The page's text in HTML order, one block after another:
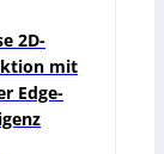
2D-
mit
Edge-